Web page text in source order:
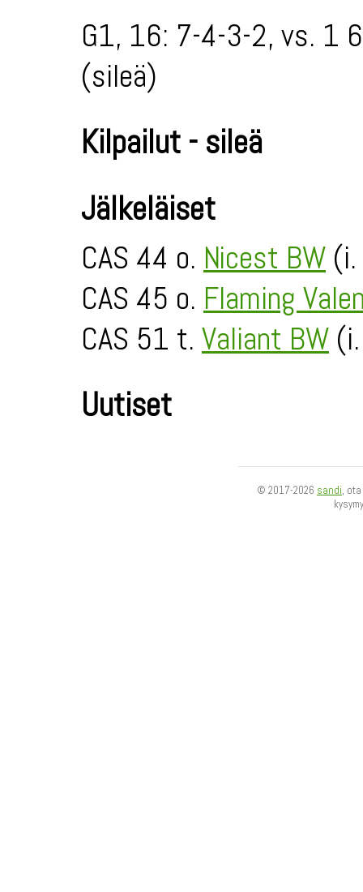
G1, 16: 7-4-3-2, vs. 1
(sileä)
Kilpailut - sileä
Jälkeläiset
CAS 44 o. Nicest BW
CAS 45 o. Flaming
CAS 51 t. Valiant BW
Uutiset
© 2017-2026 sandi,